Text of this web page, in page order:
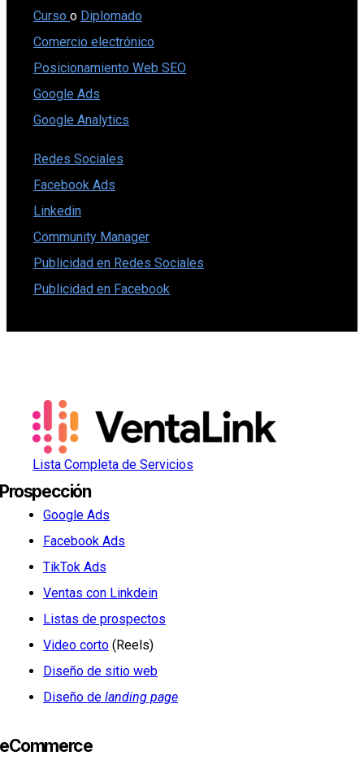
Curso o Diplomado
Comercio electrónico
Posicionamiento Web SEO
Google Ads
Google Analytics
Redes Sociales
Facebook Ads
Linkedin
Community Manager
Publicidad en Redes Sociales
Publicidad en Facebook
Lista Completa de Servicios
Prospección
Google Ads
Facebook Ads
TikTok Ads
Ventas con Linkdein
Listas de prospectos
Video corto (Reels)
Diseño de sitio web
Diseño de landing page
eCommerce